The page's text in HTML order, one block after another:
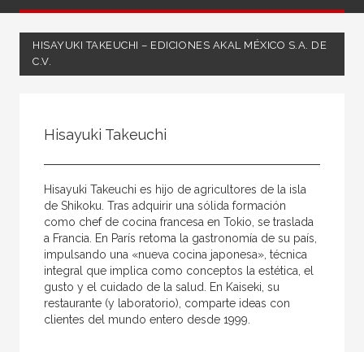
HISAYUKI TAKEUCHI – EDICIONES AKAL MÉXICO S.A. DE
C.V.
Ilustrador
Ilustradora
Traductor
Hisayuki Takeuchi
Hisayuki Takeuchi es hijo de agricultores de la isla
de Shikoku. Tras adquirir una sólida formación
como chef de cocina francesa en Tokio, se traslada
a Francia. En París retoma la gastronomía de su país,
impulsando una «nueva cocina japonesa», técnica
integral que implica como conceptos la estética, el
gusto y el cuidado de la salud. En Kaiseki, su
restaurante (y laboratorio), comparte ideas con
clientes del mundo entero desde 1999.